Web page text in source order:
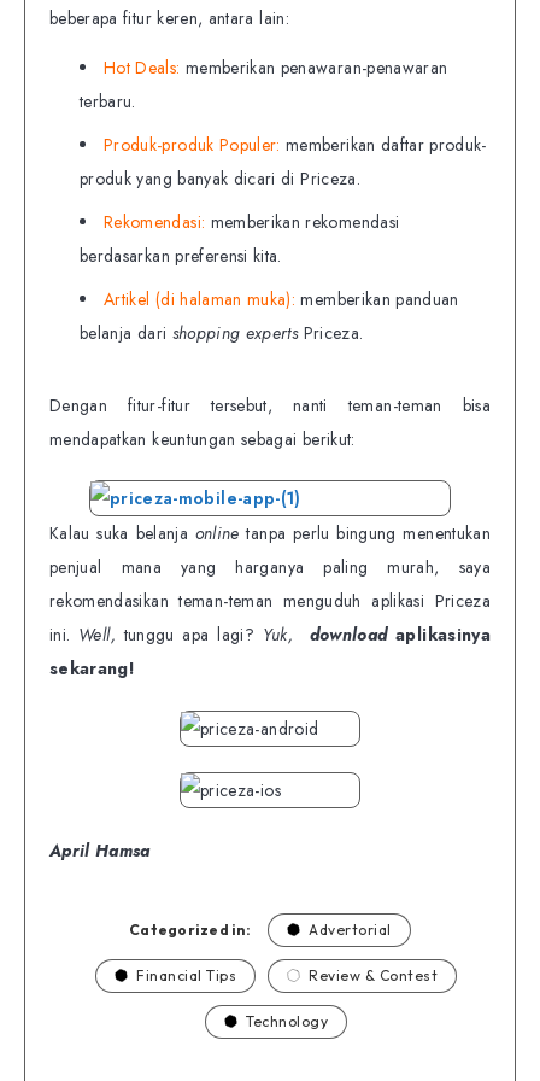
beberapa fitur keren, antara lain:
Hot Deals: memberikan penawaran-penawaran
terbaru.
Produk-produk Populer: memberikan daftar produk-
produk yang banyak dicari di Priceza.
Rekomendasi: memberikan rekomendasi
berdasarkan preferensi kita.
Artikel (di halaman muka): memberikan panduan
belanja dari shopping experts Priceza.
Dengan fitur-fitur tersebut, nanti teman-teman bisa
mendapatkan keuntungan sebagai berikut:
Kalau suka belanja online tanpa perlu bingung menentukan
penjual mana yang harganya paling murah, saya
rekomendasikan teman-teman menguduh aplikasi Priceza
ini. Well, tunggu apa lagi? Yuk, download aplikasinya
sekarang!
April Hamsa
Categorized in: Advertorial
Financial Tips Review & Contest
Technology